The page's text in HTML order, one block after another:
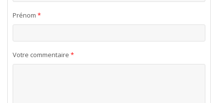
Prénom *
Votre commentaire *